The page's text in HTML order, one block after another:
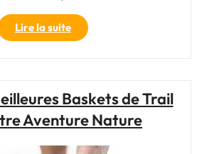
Lire la suite"Choisir
la
Bonne
Running
Trail
Baskets de Trail
Aventure Nature